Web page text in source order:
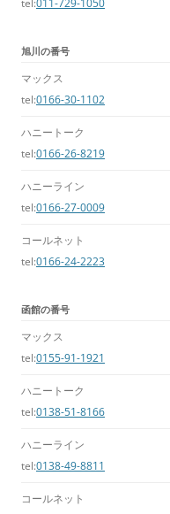
tel:011-729-1050
旭川の番号
マックス
tel:0166-30-1102
ハニートーク
tel:0166-26-8219
ハニーライン
tel:0166-27-0009
コールネット
tel:0166-24-2223
函館の番号
マックス
tel:0155-91-1921
ハニートーク
tel:0138-51-8166
ハニーライン
tel:0138-49-8811
コールネット